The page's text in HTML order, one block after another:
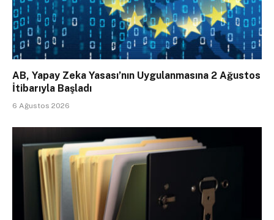
AB, Yapay Zeka Yasası’nın Uygulanmasına 2 Ağustos
İtibarıyla Başladı
6 Ağustos 2026